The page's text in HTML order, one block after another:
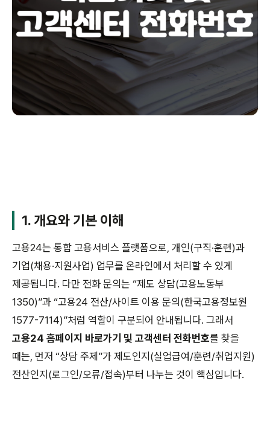
1. 개요와 기본 이해
고용24는 통합 고용서비스 플랫폼으로, 개인(구직·훈련)과
기업(채용·지원사업) 업무를 온라인에서 처리할 수 있게
제공됩니다. 다만 전화 문의는 “제도 상담(고용노동부
1350)”과 “고용24 전산/사이트 이용 문의(한국고용정보원
1577-7114)”처럼 역할이 구분되어 안내됩니다. 그래서
고용24 홈페이지 바로가기 및 고객센터 전화번호를 찾을
때는, 먼저 “상담 주제”가 제도인지(실업급여/훈련/취업지원)
전산인지(로그인/오류/접속)부터 나누는 것이 핵심입니다.